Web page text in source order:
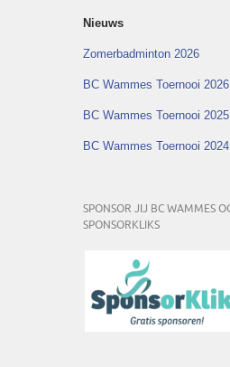
Nieuws
Zomerbadminton 2026
BC Wammes Toernooi 2026
BC Wammes Toernooi
BC Wammes Toernooi
SPONSOR JIJ BC WAMMES
SPONSORKLIKS